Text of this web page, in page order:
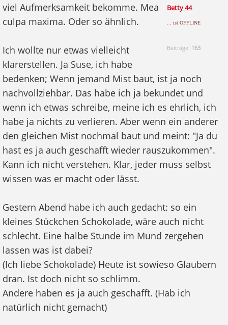
Betty 44
... ist OFFLINE
Beiträge: 163
viel Aufmerksamkeit bekomme. Mea
culpa maxima. Oder so ähnlich.
Ich wollte nur etwas vielleicht
klarerstellen. Ja Suse, ich habe
bedenken; Wenn jemand Mist baut, ist ja noch
nachvollziehbar. Das habe ich ja bekundet und
wenn ich etwas schreibe, meine ich es ehrlich, ich
habe ja nichts zu verlieren. Aber wenn ein anderer
den gleichen Mist nochmal baut und meint: "Ja du
hast es ja auch geschafft wieder rauszukommen".
Kann ich nicht verstehen. Klar, jeder muss selbst
wissen was er macht oder lässt.
Gestern Abend habe ich auch gedacht: so ein
kleines Stückchen Schokolade, wäre auch nicht
schlecht. Eine halbe Stunde im Mund zergehen
lassen was ist dabei?
(Ich liebe Schokolade) Heute ist sowieso Glaubern
dran. Ist doch nicht so schlimm.
Andere haben es ja auch geschafft. (Hab ich
natürlich nicht gemacht)